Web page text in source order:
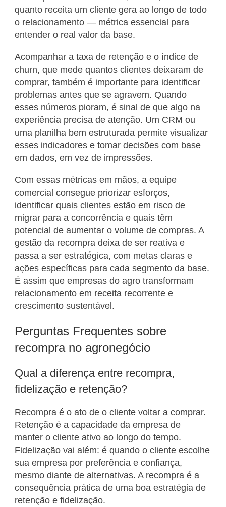
quanto receita um cliente gera ao longo de todo
o relacionamento — métrica essencial para
entender o real valor da base.
Acompanhar a taxa de retenção e o índice de
churn, que mede quantos clientes deixaram de
comprar, também é importante para identificar
problemas antes que se agravem. Quando
esses números pioram, é sinal de que algo na
experiência precisa de atenção. Um CRM ou
uma planilha bem estruturada permite visualizar
esses indicadores e tomar decisões com base
em dados, em vez de impressões.
Com essas métricas em mãos, a equipe
comercial consegue priorizar esforços,
identificar quais clientes estão em risco de
migrar para a concorrência e quais têm
potencial de aumentar o volume de compras. A
gestão da recompra deixa de ser reativa e
passa a ser estratégica, com metas claras e
ações específicas para cada segmento da base.
É assim que empresas do agro transformam
relacionamento em receita recorrente e
crescimento sustentável.
Perguntas Frequentes sobre
recompra no agronegócio
Qual a diferença entre recompra,
fidelização e retenção?
Recompra é o ato de o cliente voltar a comprar.
Retenção é a capacidade da empresa de
manter o cliente ativo ao longo do tempo.
Fidelização vai além: é quando o cliente escolhe
sua empresa por preferência e confiança,
mesmo diante de alternativas. A recompra é a
consequência prática de uma boa estratégia de
retenção e fidelização.